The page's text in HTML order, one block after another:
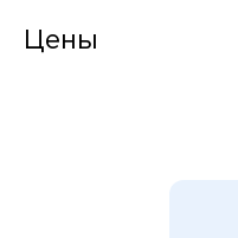
Цены